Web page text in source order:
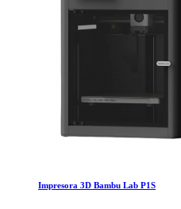
Impresora 3D Bambu Lab P1S